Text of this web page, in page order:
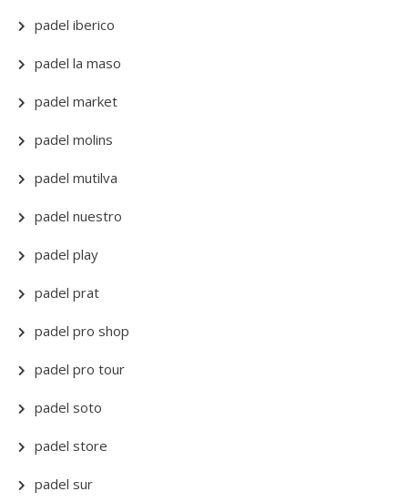
padel iberico
padel la maso
padel market
padel molins
padel mutilva
padel nuestro
padel play
padel prat
padel pro shop
padel pro tour
padel soto
padel store
padel sur